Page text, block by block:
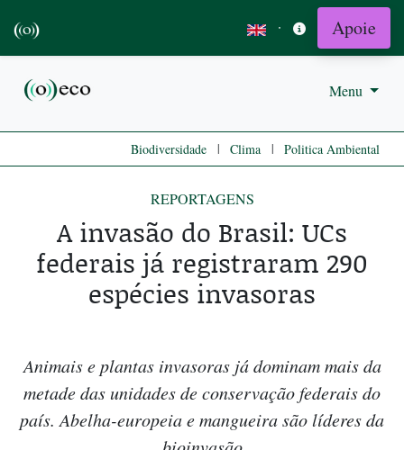
· Apoie
Menu
Biodiversidade | Clima | Politica Ambiental
REPORTAGENS
A invasão do Brasil: UCs
federais já registraram 290
espécies invasoras
Animais e plantas invasoras já dominam mais da
metade das unidades de conservação federais do
país. Abelha-europeia e mangueira são líderes da